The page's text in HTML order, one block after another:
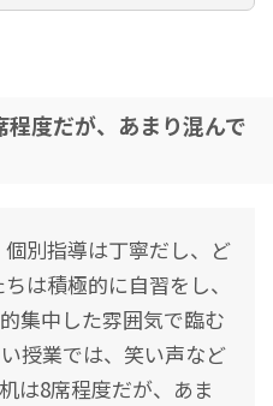
度だが、あまり混んで
別指導は丁寧だし、ど
は積極的に自習をし、
集中した雰囲気で臨む
授業では、笑い声など
は8席程度だが、あま